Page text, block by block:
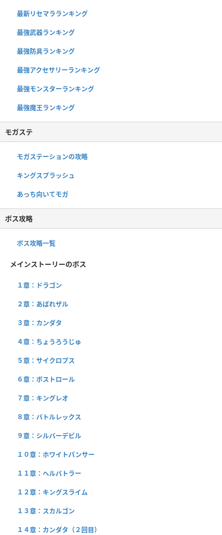
最新リセマラランキング
最強武器ランキング
最強防具ランキング
最強アクセサリーランキング
最強モンスターランキング
最強魔王ランキング
モガステ
モガステーションの攻略
キングスプラッシュ
あっち向いてモガ
ボス攻略
ボス攻略一覧
メインストーリーのボス
１章：ドラゴン
２章：あばれザル
３章：カンダタ
４章：ちょうろうじゅ
５章：サイクロプス
６章：ボストロール
７章：キングレオ
８章：バトルレックス
９章：シルバーデビル
１０章：ホワイトパンサー
１１章：ヘルバトラー
１２章：キングスライム
１３章：スカルゴン
１４章：カンダタ（２回目）